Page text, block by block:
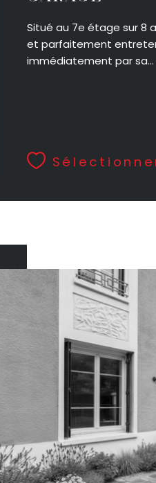
Situé au 7e étage sur 8
et parfaitement
immédiatement par sa...